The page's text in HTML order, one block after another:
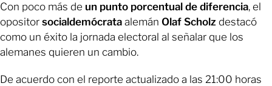
Con poco más de un punto porcentual de diferencia, el
opositor socialdemócrata alemán Olaf Scholz destacó
como un éxito la jornada electoral al señalar que los
alemanes quieren un cambio.
De acuerdo con el reporte actualizado a las 21:00 horas